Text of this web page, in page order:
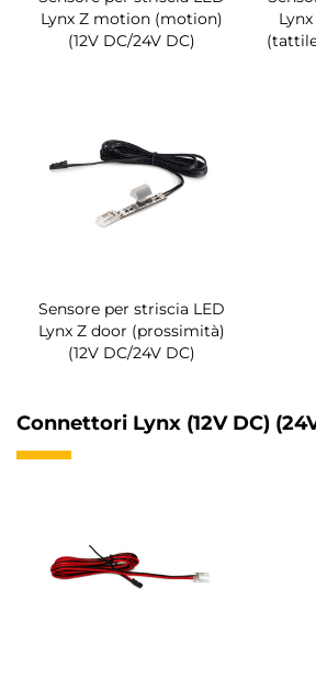
Lynx Z motion (motion)
(12V DC/24V DC)
Sensore per striscia LED
Lynx Z door (prossimità)
(12V DC/24V DC)
Connettori Lynx (12V DC)